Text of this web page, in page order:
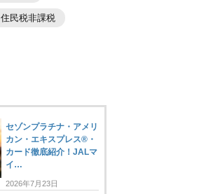
住民税非課税
セゾンプラチナ・アメリ
カン・エキスプレス®・
カード徹底紹介！JALマ
イ…
2026年7月23日